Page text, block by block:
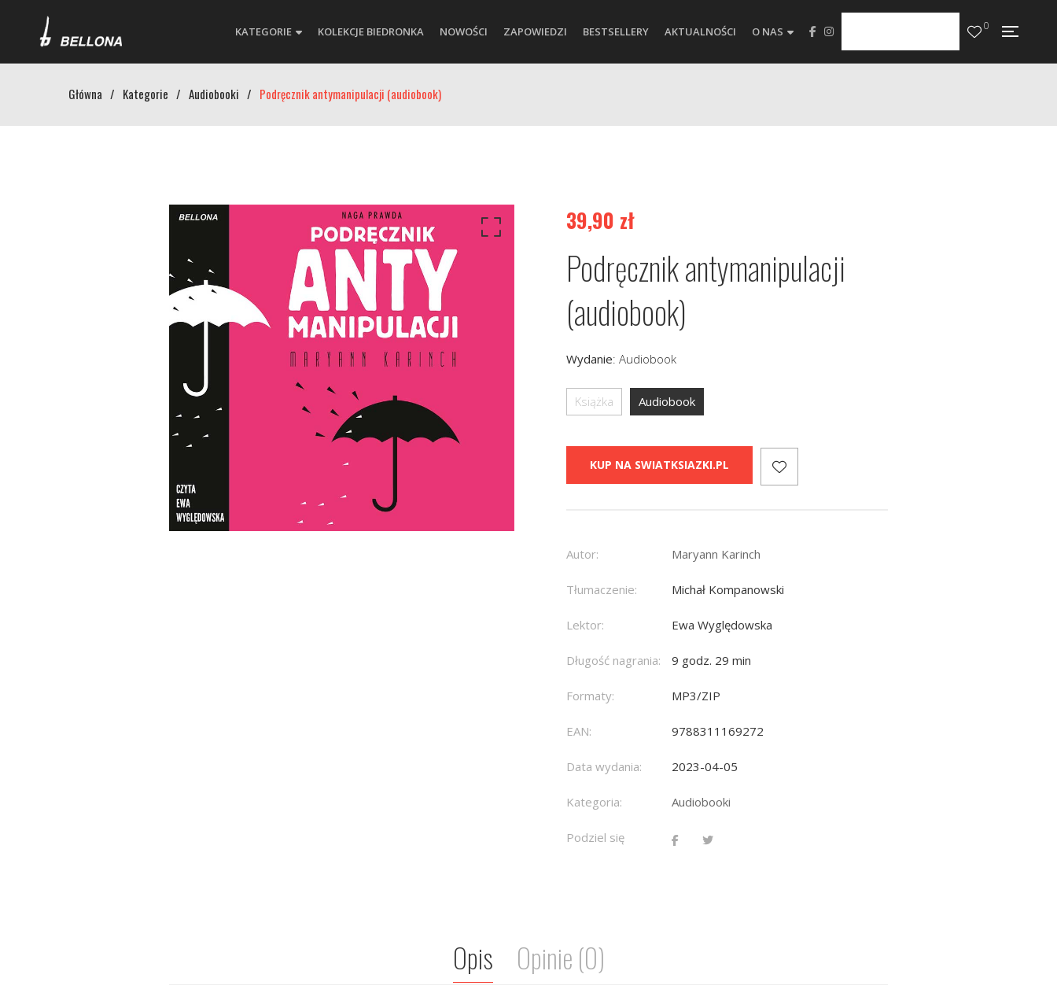
KATEGORIE KOLEKCJE BIEDRONKA NOWOŚCI ZAPOWIEDZI BESTSELLERY AKTUALNOŚCI O NAS 0
Główna / Kategorie / Audiobooki / Podręcznik antymanipulacji (audiobook)
39,90 zł
Podręcznik antymanipulacji
(audiobook)
Wydanie: Audiobook
Książka Audiobook
KUP NA SWIATKSIAZKI.PL
Autor: Maryann Karinch
Tłumaczenie: Michał Kompanowski
Lektor: Ewa Wyględowska
Długość nagrania: 9 godz. 29 min
Formaty: MP3/ZIP
EAN: 9788311169272
Data wydania: 2023-04-05
Kategoria: Audiobooki
Podziel się
Opis Opinie (0)